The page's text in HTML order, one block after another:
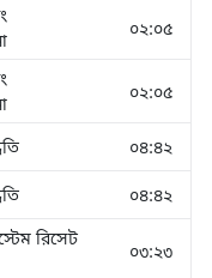
০২:০৫
০২:০৫
০৪:৪২
০৪:৪২
রিসেট
০৩:২৩